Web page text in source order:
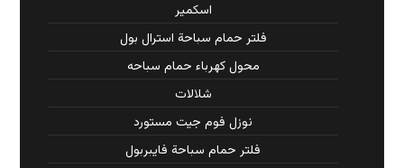
اسكمير
فلتر حمام سباحة استرال بول
محول كهرباء حمام سباحه
شلالات
نوزل فوم جيت مستورد
فلتر حمام سباحة فايبربول